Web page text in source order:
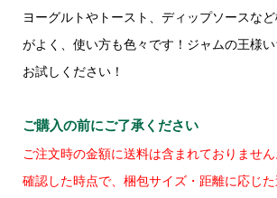
ヨーグルトやトースト、ディップソースな
がよく、使い方も色々です！ジャムの王様
お試しください！
ご購入の前にご了承ください
ご注文時の金額に送料は含まれておりませ
確認した時点で、梱包サイズ・距離に応じ